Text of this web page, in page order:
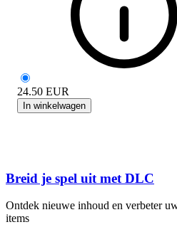
24.50 EUR
In winkelwagen
Breid je spel uit met DLC
Ontdek nieuwe inhoud en verbeter
items